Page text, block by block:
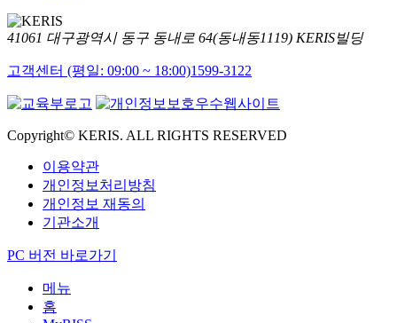
41061 대구광역시 동구 동내로 64(동내동1119) KERIS빌딩
고객센터 (평일: 09:00 ~ 18:00)1599-3122
Copyright© KERIS. ALL RIGHTS RESERVED
이용약관
개인정보처리방침
개인정보 재동의
기관소개
PC 버전 바로가기
메뉴
홈